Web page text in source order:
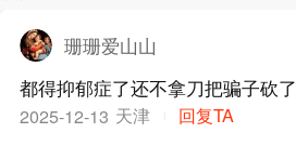
珊珊爱山山
都得抑郁症了还不拿刀把骗子砍了
2025-12-13 天津 回复TA